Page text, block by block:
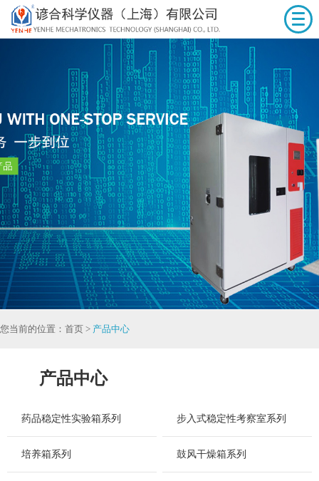
关于谚合
产品展示
服务中心
新闻动态
人力资源
您当前的位置：首页 > 产品中心
产品中心
药品稳定性实验箱系列 步入式稳定性考察室系列
培养箱系列 鼓风干燥箱系列